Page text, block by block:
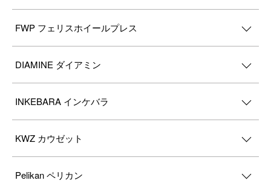
FWP フェリスホイールプレス
DIAMINE ダイアミン
INKEBARA インケバラ
KWZ カウゼット
Pelikan ペリカン